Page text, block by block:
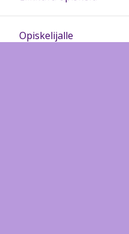
Opiskelijalle